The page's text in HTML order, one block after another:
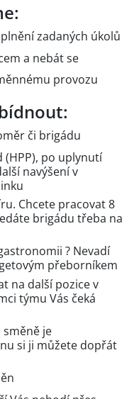
zadaných úkolů
a nebát se
provozu
či brigádu
(HPP), po uplynutí
navýšení v
Chcete pracovat 8
brigádu třeba na
? Nevadí
přeborníkem
na další pozice v
týmu Vás čeká
směně je
si ji můžete dopřát